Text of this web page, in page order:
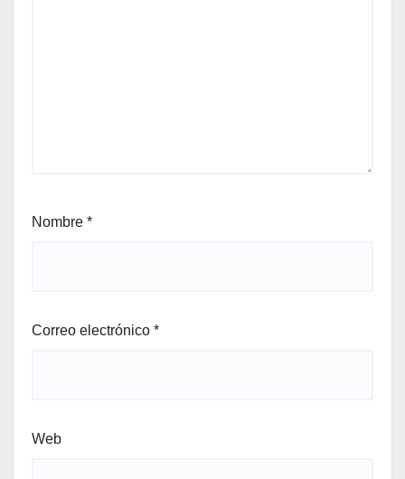
Nombre *
Correo electrónico *
Web